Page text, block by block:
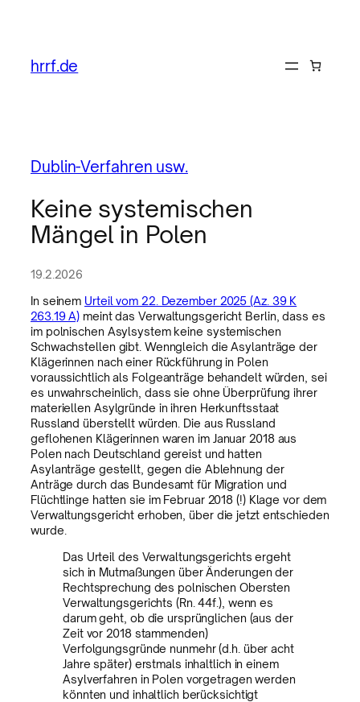
hrrf.de
Dublin-Verfahren usw.
Keine systemischen
Mängel in Polen
19.2.2026
In seinem Urteil vom 22. Dezember 2025 (Az. 39 K
263.19 A) meint das Verwaltungsgericht Berlin, dass es
im polnischen Asylsystem keine systemischen
Schwachstellen gibt. Wenngleich die Asylanträge der
Klägerinnen nach einer Rückführung in Polen
voraussichtlich als Folgeanträge behandelt würden, sei
es unwahrscheinlich, dass sie ohne Überprüfung ihrer
materiellen Asylgründe in ihren Herkunftsstaat
Russland überstellt würden. Die aus Russland
geflohenen Klägerinnen waren im Januar 2018 aus
Polen nach Deutschland gereist und hatten
Asylanträge gestellt, gegen die Ablehnung der
Anträge durch das Bundesamt für Migration und
Flüchtlinge hatten sie im Februar 2018 (!) Klage vor dem
Verwaltungsgericht erhoben, über die jetzt entschieden
wurde.
Das Urteil des Verwaltungsgerichts ergeht
sich in Mutmaßungen über Änderungen der
Rechtsprechung des polnischen Obersten
Verwaltungsgerichts (Rn. 44f.), wenn es
darum geht, ob die ursprünglichen (aus der
Zeit vor 2018 stammenden)
Verfolgungsgründe nunmehr (d.h. über acht
Jahre später) erstmals inhaltlich in einem
Asylverfahren in Polen vorgetragen werden
könnten und inhaltlich berücksichtigt